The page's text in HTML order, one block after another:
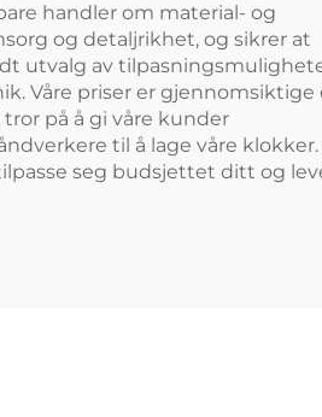
handler om material- og
og detaljrikhet, og sikrer at
utvalg av
Våre priser er gjennomsiktige
på å gi våre kunder
til å lage våre klokker.
seg budsjettet ditt og